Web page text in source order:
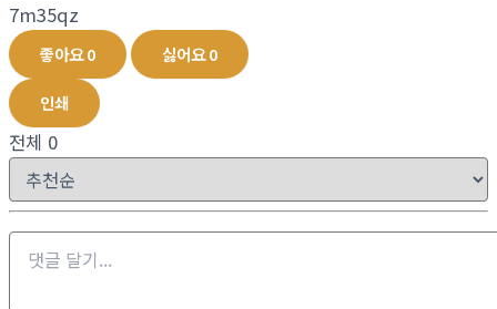
7m35qz
좋아요0 싫어요0
인쇄
전체 0